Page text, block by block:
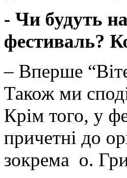
- Чи будуть
фестиваль?
– Вперше
Також ми
Крім того, у
причетні до
зокрема о.